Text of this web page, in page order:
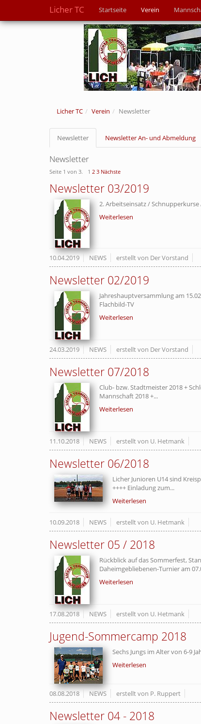
Licher TC Startseite Verein
Licher TC Verein Newsletter
Newsletter Newsletter An- und Abmeldung
Newsletter
Seite 1 von 3. 1 2 3 Nächste
Newsletter 03/2019
2. Arbeitseinsatz /
Weiterlesen
10.04.2019 NEWS erstellt von Der Vorstand
Newsletter 02/2019
Jahreshauptversammlung am
Flachbild-TV
Weiterlesen
24.03.2019 NEWS erstellt von Der Vorstand
Newsletter 07/2018
Club- bzw. Stadtmeister 2018 +
Mannschaft 2018 +...
Weiterlesen
11.10.2018 NEWS erstellt von U. Hetmank
Newsletter 06/2018
Licher Junioren U14 sind
++++ Einladung zum...
Weiterlesen
10.09.2018 NEWS erstellt von U. Hetmank
Newsletter 05 / 2018
Rückblick auf das Sommerfest,
Daheimgebliebenen-Turnier am
Weiterlesen
17.08.2018 NEWS erstellt von U. Hetmank
Jugend-Sommercamp 2018
Sechs Jungs im Alter von 6-9
Weiterlesen
08.08.2018 NEWS erstellt von P. Ruppert
Newsletter 04 - 2018